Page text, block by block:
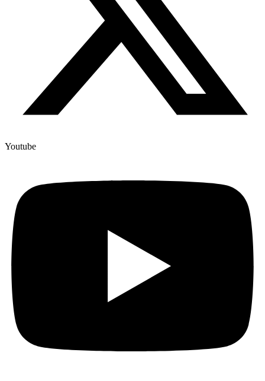
Youtube